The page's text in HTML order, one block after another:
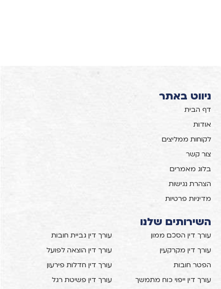
ניווט באתר
דף הבית
אודות
לקוחות ממליצים
צור קשר
בלוג מאמרים
הצהרת נגישות
מדיניות פרטיות
השירותים שלנו
עורך דין הסכם ממון
עורך דין גביית חובות
עורך דין מקרקעין
עורך דין הוצאה לפועל
הפטר חובות
עורך דין חדלות פירעון
עורך דין ייפוי כוח מתמשך
עורך דין פשיטת רגל